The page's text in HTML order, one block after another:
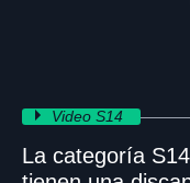
Video S14
La categoría